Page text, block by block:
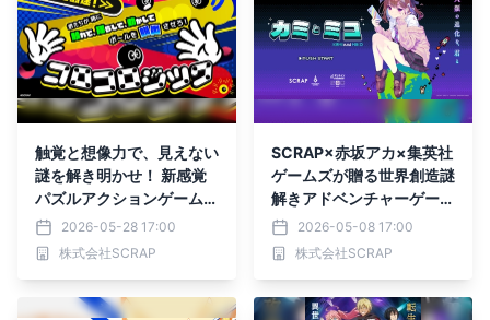
触覚と想像力で、見えない
謎を解き明かせ！ 新感覚
パズルアクションゲーム
『コロコロジック』が名古
屋に初上陸！
2026-05-28 17:00
株式会社SCRAP
SCRAP×赤坂アカ×集英社
ゲームズが贈る世界創造謎
解きアドベンチャーゲーム
『カミとミコ』赤坂アカが
作詞を務める主題歌「ナミ
ダとカタチ」5月8日
2026-05-08 17:00
株式会社SCRAP